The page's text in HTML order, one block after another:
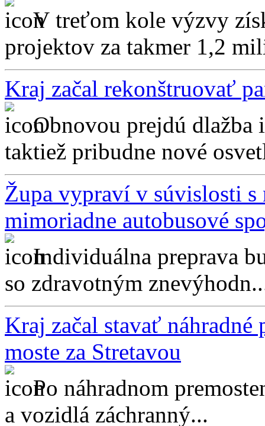
V treťom kole výzvy
projektov za takmer 1,2
Kraj začal rekonštruovať
Obnovou prejdú dlažba
taktiež pribudne nové
Župa vypraví v súvislosti s
mimoriadne autobusové
Individuálna preprava
so zdravotným
Kraj začal stavať náhradné
moste za Stretavou
Po náhradnom
a vozidlá záchranný...